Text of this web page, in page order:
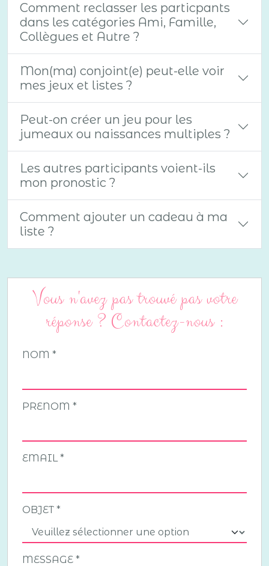
Comment reclasser les particpants
dans les catégories Ami, Famille,
Collègues et Autre ?
Mon(ma) conjoint(e) peut-elle voir
mes jeux et listes ?
Peut-on créer un jeu pour les
jumeaux ou naissances multiples ?
Les autres participants voient-ils
mon pronostic ?
Comment ajouter un cadeau à ma
liste ?
Vous n'avez pas trouvé pas votre
réponse ? Contactez-nous :
NOM
PRENOM
EMAIL
OBJET
MESSAGE